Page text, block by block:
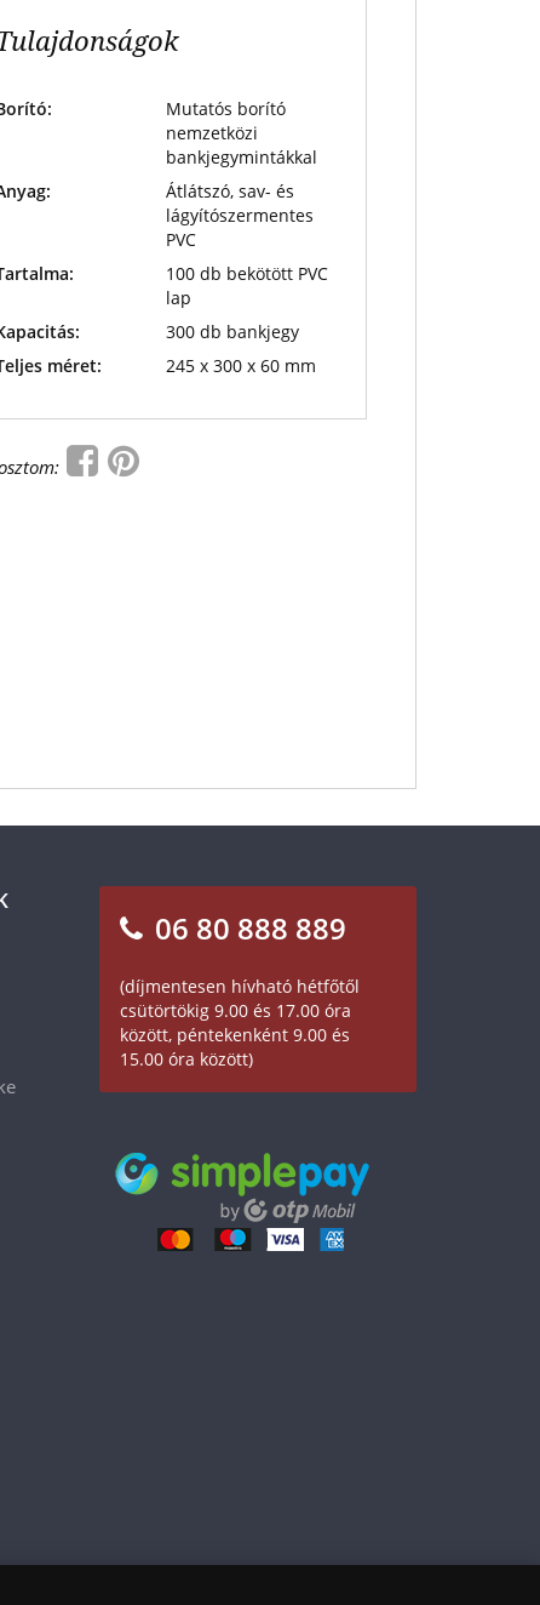
Mutatós borító
nemzetközi
bankjegymintákkal
Átlátszó, sav- és
lágyítószermentes
PVC
100 db bekötött PVC
lap
300 db bankjegy
méret:
245 x 300 x 60 mm
06 80 888 889
(díjmentesen hívható hétfőtől
csütörtökig 9.00 és 17.00 óra
között, péntekenként 9.00 és
15.00 óra között)